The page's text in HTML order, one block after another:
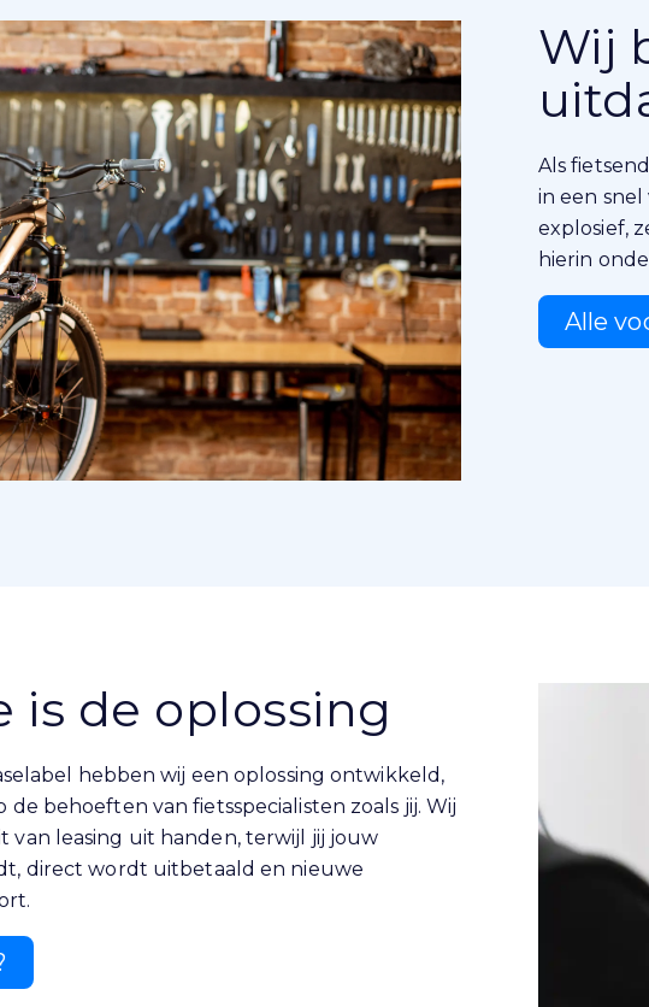
Wij
Als
in een
explosief,
hierin
Alle
is de oplossing
hebben wij een oplossing ontwikkeld,
de behoeften van fietsspecialisten zoals jij. Wij
van leasing uit handen, terwijl jij jouw
direct wordt uitbetaald en nieuwe